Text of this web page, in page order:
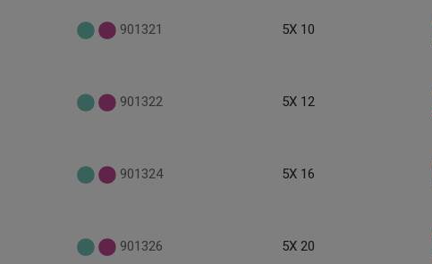
901321 5X 10
901322 5X 12
901324 5X 16
901326 5X 20